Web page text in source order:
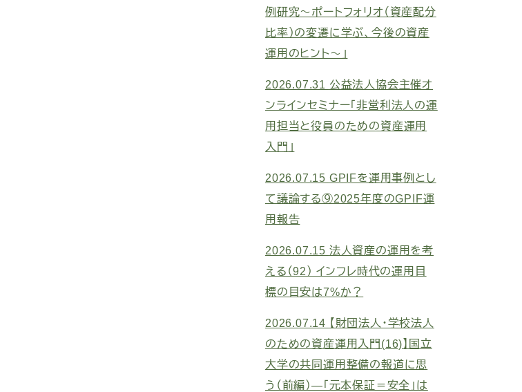
例研究～ポートフォリオ（資産配分
比率）の変遷に学ぶ、今後の資産
運用のヒント～」
2026.07.31 公益法人協会主催オ
ンラインセミナー「非営利法人の運
用担当と役員のための資産運用
入門」
2026.07.15 GPIFを運用事例とし
て議論する⑨2025年度のGPIF運
用報告
2026.07.15 法人資産の運用を考
える（92） インフレ時代の運用目
標の目安は7%か？
2026.07.14 【財団法人・学校法人
のための資産運用入門(16)】国立
大学の共同運用整備の報道に思
う（前編）―「元本保証＝安全」は